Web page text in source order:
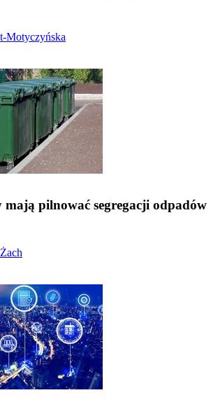
Motyczyńska
pilnować segregacji odpadów